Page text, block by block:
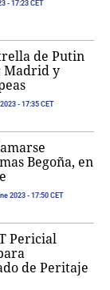
- 17:23 CET
de Putin
Madrid y
- 17:35 CET
Begoña, en
2023- 17:50 CET
Pericial
de Peritaje